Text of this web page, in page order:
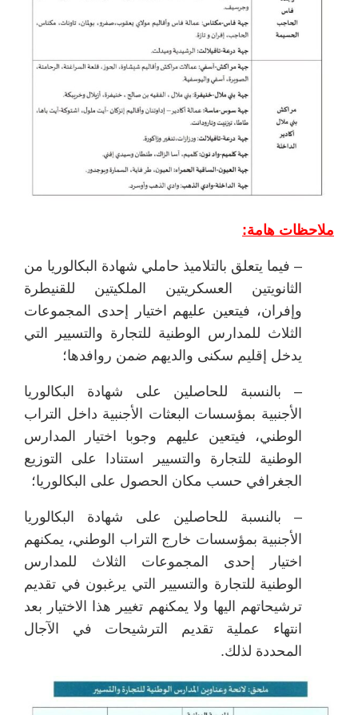
ملاحظات هامة:
– فيما يتعلق بالتلاميذ حاملي شهادة البكالوريا من
الثانويتين العسكريتين الملكيتين للقنيطرة
وإفران، فيتعين عليهم اختيار إحدى المجموعات
الثلاث للمدارس الوطنية للتجارة والتسيير التي
يدخل إقليم سكنى والديهم ضمن روافدها؛
– بالنسبة للحاصلين على شهادة البكالوريا
الأجنبية بمؤسسات البعثات الأجنبية داخل التراب
الوطني، فيتعين عليهم وجوبا اختيار المدارس
الوطنية للتجارة والتسيير استنادا على التوزيع
الجغرافي حسب مكان الحصول على البكالوريا؛
– بالنسبة للحاصلين على شهادة البكالوريا
الأجنبية بمؤسسات خارج التراب الوطني، يمكنهم
اختيار إحدى المجموعات الثلاث للمدارس
الوطنية للتجارة والتسيير التي يرغبون في تقديم
ترشيحاتهم اليها ولا يمكنهم تغيير هذا الاختيار بعد
انتهاء عملية تقديم الترشيحات في الآجال
المحددة لذلك.